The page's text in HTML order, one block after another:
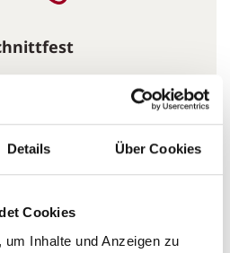
Details Über Cookies
Cookies
Inhalte und Anzeigen zu